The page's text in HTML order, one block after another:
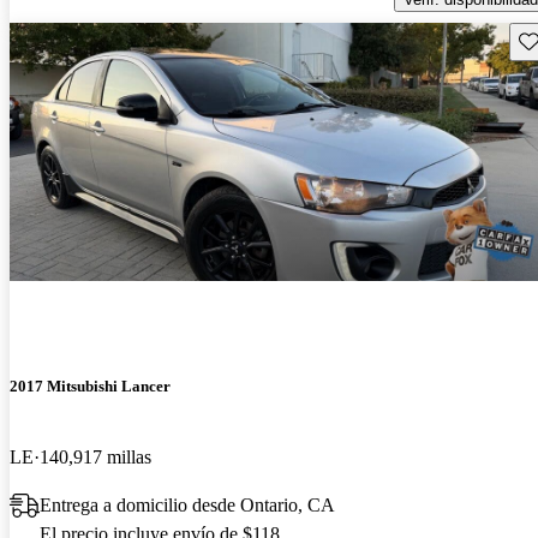
2017 Mitsubishi Lancer
LE 140,917 millas
Entrega a domicilio desde Ontario, CA